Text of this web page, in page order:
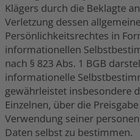
Klägers durch die Beklagte
Verletzung dessen
Persönlichkeitsrechtes in
informationellen
nach § 823 Abs. 1 BGB
informationelle
gewährleistet insbesondere
Einzelnen, über die
Verwendung seiner
Daten selbst zu bestimmen.